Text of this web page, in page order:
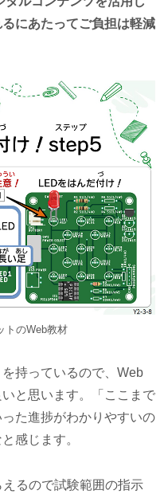
にあたってご負担は軽減
トのWeb教材
持っているので、Web
と思います。「ここまで
た進捗がわかりやすいの
感じます。
るので試験範囲の指示